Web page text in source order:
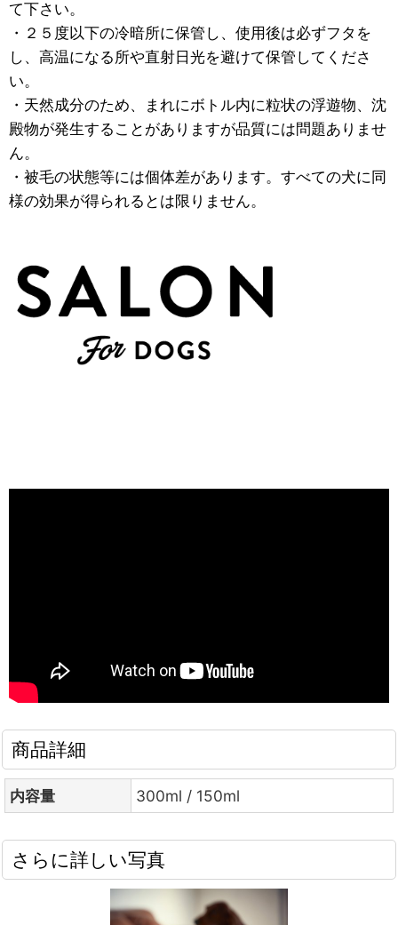
て下さい。
・２５度以下の冷暗所に保管し、使用後は必ずフタを
し、高温になる所や直射日光を避けて保管してくださ
い。
・天然成分のため、まれにボトル内に粒状の浮遊物、沈
殿物が発生することがありますが品質には問題ありませ
ん。
・被毛の状態等には個体差があります。すべての犬に同
様の効果が得られるとは限りません。
商品詳細
内容量 300ml / 150ml
さらに詳しい写真